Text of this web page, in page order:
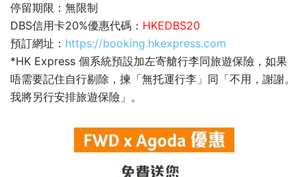
停留期限：無限制
DBS信用卡20%優惠代碼： HKEDBS20
預訂網址： https://booking.hkexpress.com
*HK Express 個系統預設加左寄艙行李同旅遊保險，如果
唔需要記住自行剔除，揀「無托運行李」同「不用，謝謝。
我將另行安排旅遊保險」。